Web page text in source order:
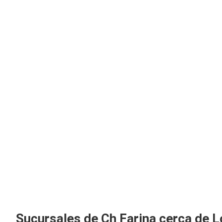
Sucursales de Ch Farina cerca de